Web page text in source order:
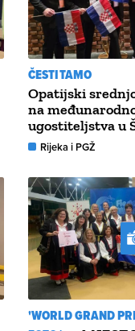
ČESTITAMO
Opatijski
na
ugostiteljstva u
Rijeka i PGŽ
'WORLD GRAND